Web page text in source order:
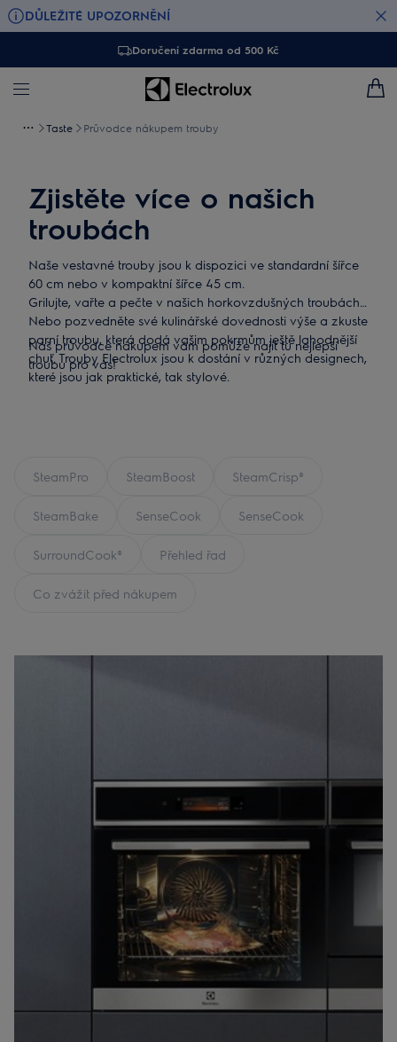
DŮLEŽITÉ UPOZORNĚNÍ
Doručení zdarma od 500 Kč
Taste Průvodce nákupem trouby
Zjistěte více o našich
troubách
Naše vestavné trouby jsou k dispozici ve standardní šířce
60 cm nebo v kompaktní šířce 45 cm.
Grilujte, vařte a pečte v našich horkovzdušných troubách.
Nebo pozvedněte své kulinářské dovednosti výše a zkuste
parní troubu, která dodá vašim pokrmům ještě lahodnější
chuť. Trouby Electrolux jsou k dostání v různých designech,
které jsou jak praktické, tak stylové.
Náš průvodce nákupem vám pomůže najít tu nejlepší
troubu pro vás!
SteamPro SteamBoost SteamCrisp®
SteamBake SenseCook SenseCook
SurroundCook® Přehled řad
Co zvážit před nákupem